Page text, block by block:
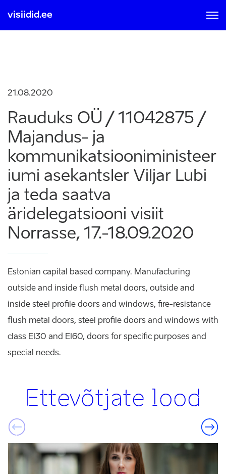
visiidid.ee
21.08.2020
Rauduks OÜ / 11042875 /
Majandus- ja
kommunikatsiooniministeer
iumi asekantsler Viljar Lubi
ja teda saatva
äridelegatsiooni visiit
Norrasse, 17.-18.09.2020
Estonian capital based company. Manufacturing
outside and inside flush metal doors, outside and
inside steel profile doors and windows, fire-resistance
flush metal doors, steel profile doors and windows with
class EI30 and EI60, doors for specific purposes and
special needs.
Ettevõtjate lood